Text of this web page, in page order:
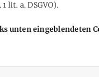
Smilla Fluhrer. Erst seit
und holte einmal
lit. a. DSGVO).
unten eingeblendeten